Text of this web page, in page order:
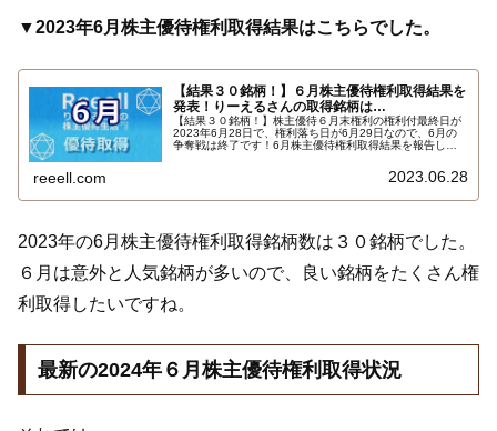
▼2023年6月株主優待権利取得結果はこちらでした。
【結果３０銘柄！】６月株主優待権利取得結果を
発表！りーえるさんの取得銘柄は…
【結果３０銘柄！】株主優待６月末権利の権利付最終日が
2023年6月28日で、権利落ち日が6月29日なので、6月の
争奪戦は終了です！6月株主優待権利取得結果を報告しま
カブコム証券、ＧＭＯクリック証券、楽天証券、ＳＢＩ証
reeell.com 2023.06.28
2023年の6月株主優待権利取得銘柄数は３０銘柄でした。
６月は意外と人気銘柄が多いので、良い銘柄をたくさん権
利取得したいですね。
最新の2024年６月株主優待権利取得状況